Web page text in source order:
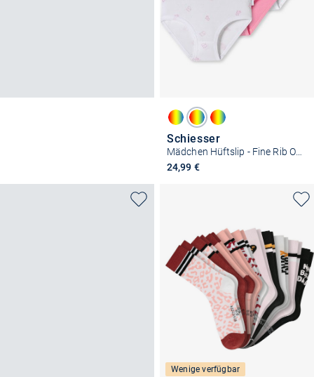
Schiesser
Mädchen Hüftslip - Fine Rib Organic Cotton
24,99 €
Wenige verfügbar